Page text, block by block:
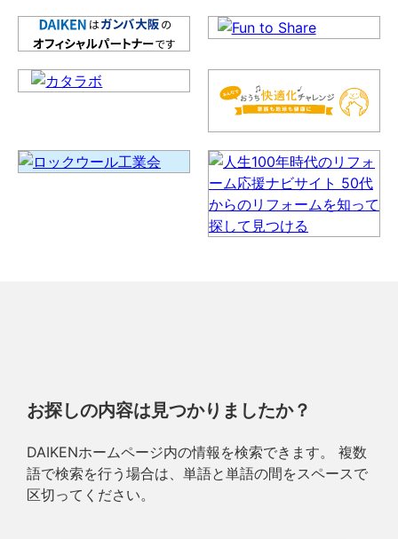
お探しの内容は見つかりましたか？
DAIKENホームページ内の情報を検索できます。 複数
語で検索を行う場合は、単語と単語の間をスペースで
区切ってください。